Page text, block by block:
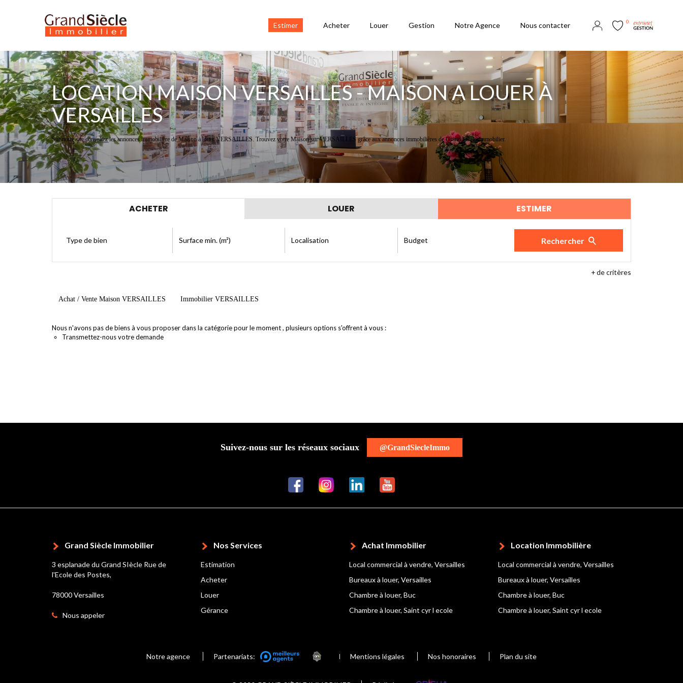
Estimer Acheter Louer Gestion Notre Agence Nous contacter 0
LOCATION MAISON VERSAILLES - MAISON A LOUER À
VERSAILLES
Sur notre site consultez les annonces immobilière de Maison à louer VERSAILLES. Trouvez votre Maison sur VERSAILLES grâce aux annonces immobilières de Grand Siècle Immobilier.
ACHETER LOUER ESTIMER
Type de bien Surface min. (m²) Localisation Budget Rechercher
+de critères
Achat / Vente Maison VERSAILLES Immobilier VERSAILLES
Nous n'avons pas de biens à vous proposer dans la catégorie pour le moment , plusieurs options s'offrent à vous :
Transmettez-nous votre demande
Suivez-nous sur les réseaux sociaux @GrandSiecleImmo
Grand Siècle Immobilier
3 esplanade du Grand SIècle Rue de
l'Ecole des Postes,
78000 Versailles
Nous appeler
Nos Services
Estimation
Acheter
Louer
Gérance
Achat Immobilier
Local commercial à vendre, Versailles
Bureaux à louer, Versailles
Chambre à louer, Buc
Chambre à louer, Saint cyr l ecole
Location Immobilière
Local commercial à vendre, Versailles
Bureaux à louer, Versailles
Chambre à louer, Buc
Chambre à louer, Saint cyr l ecole
Notre agence Partenariats: Mentions légales Nos honoraires Plan du site